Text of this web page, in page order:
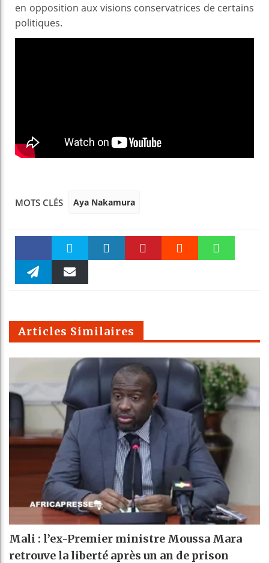
en opposition aux visions conservatrices de certains
politiques.
MOTS CLÉS Aya Nakamura
Faceboo Twitter
m
Articles Similaires
Mali : l’ex-Premier ministre Moussa Mara
retrouve la liberté après un an de prison